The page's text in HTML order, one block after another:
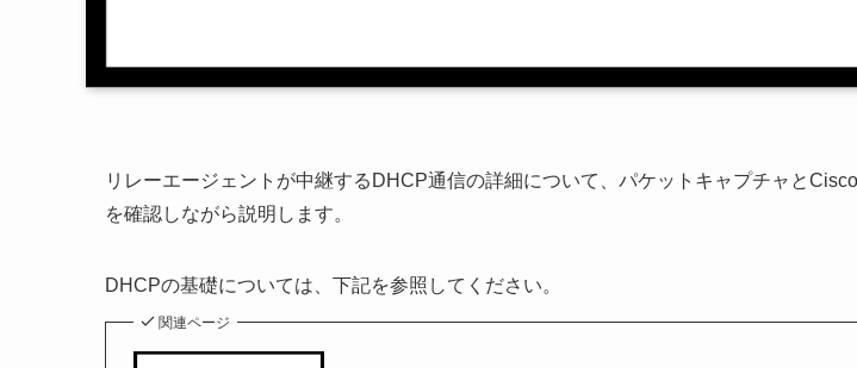
リレーエージェントが中継するDHCP通信の詳細について、パケットキャプチャと
を確認しながら説明します。
DHCPの基礎については、下記を参照してください。
関連ページ